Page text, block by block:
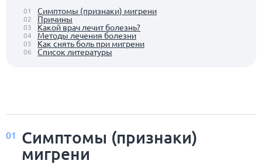
01 Симптомы (признаки) мигрени
02 Причины
03 Какой врач лечит болезнь?
04 Методы лечения болезни
05 Как снять боль при мигрени
06 Список литературы
01
Симптомы (признаки)
мигрени